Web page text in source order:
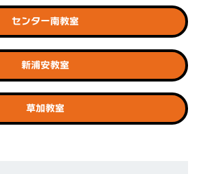
センター南教室
新浦安教室
草加教室